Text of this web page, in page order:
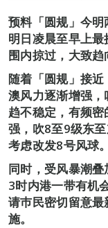
预料「圆规」今明
明日凌晨至早上
围内掠过，大致趋
随着「圆规」接
澳风力逐渐增强
趋不稳定，有频
强，吹8至9级东
考虑改发8号风球。
同时，受风暴潮
3时内港一带有机
请巿民密切留意
施。